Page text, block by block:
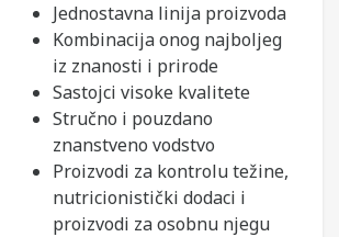
Jednostavna linija proizvoda
Kombinacija onog najboljeg
iz znanosti i prirode
Sastojci visoke kvalitete
Stručno i pouzdano
znanstveno vodstvo
Proizvodi za kontrolu težine,
nutricionistički dodaci i
proizvodi za osobnu njegu